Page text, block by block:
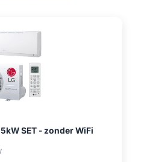
SET - zonder WiFi